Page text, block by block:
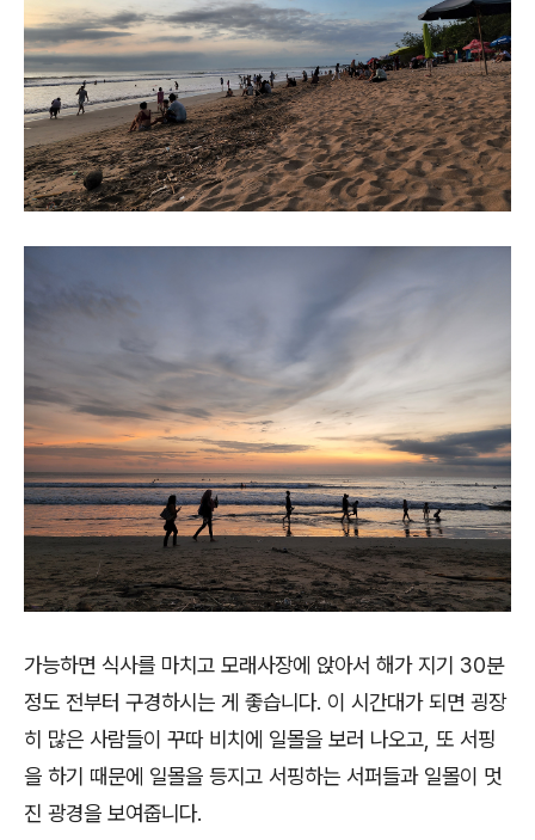
가능하면 식사를 마치고 모래사장에 앉아서 해가 지기 30분
정도 전부터 구경하시는 게 좋습니다. 이 시간대가 되면 굉장
히 많은 사람들이 꾸따 비치에 일몰을 보러 나오고, 또 서핑
을 하기 때문에 일몰을 등지고 서핑하는 서퍼들과 일몰이 멋
진 광경을 보여줍니다.